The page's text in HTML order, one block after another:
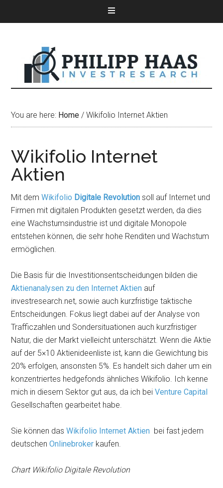
You are here: Home / Wikifolio Internet Aktien
Wikifolio Internet
Aktien
Mit demWikifolio Digitale Revolution soll auf Internet und
Firmen mit digitalen Produkten gesetzt werden, da dies
eine Wachstumsindustrie ist und digitale Monopole
entstehen können, die sehr hohe Renditen und Wachstum
ermöglichen.
Die Basis für die Investitionsentscheidungen bilden die
Aktienanalysen zu den Internet Aktien auf
investresearch.net, sowie auch kurzfristige taktische
Entscheidungen. Fokus liegt dabei auf der Analyse von
Trafficzahlen und Sondersituationen auch kurzfristiger
Natur, die der Markt vielleicht unterschätzt. Wenn die Aktie
auf der 5×10 Aktienideenliste ist, kann die Gewichtung bis
20% erfolgen, ansonsten 5%. Es handelt sich daher um ein
konzentriertes hedgefonds ähnliches Wikifolio. Ich kenne
mich in diesem Sektor gut aus, da ich beiVenture Capital
Gesellschaften gearbeitet habe.
Sie können dasWikifolio Internet Aktien bei fast jedem
deutschenOnlinebroker kaufen.
Chart Wikifolio Digitale Revolution